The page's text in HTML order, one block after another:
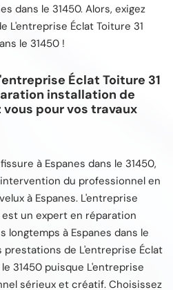
dans le 31450. Alors, exigez
L'entreprise Éclat Toiture 31
le 31450 !
Éclat Toiture 31
installation de
pour vos travaux
à Espanes dans le 31450,
du professionnel en
à Espanes. L'entreprise
est un expert en réparation
longtemps à Espanes dans le
prestations de L'entreprise Éclat
31450 puisque L'entreprise
sérieux et créatif. Choisissez